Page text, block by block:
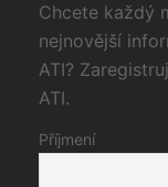
Chcete každý
nejnovější
ATI?
ATI.
Příjmení